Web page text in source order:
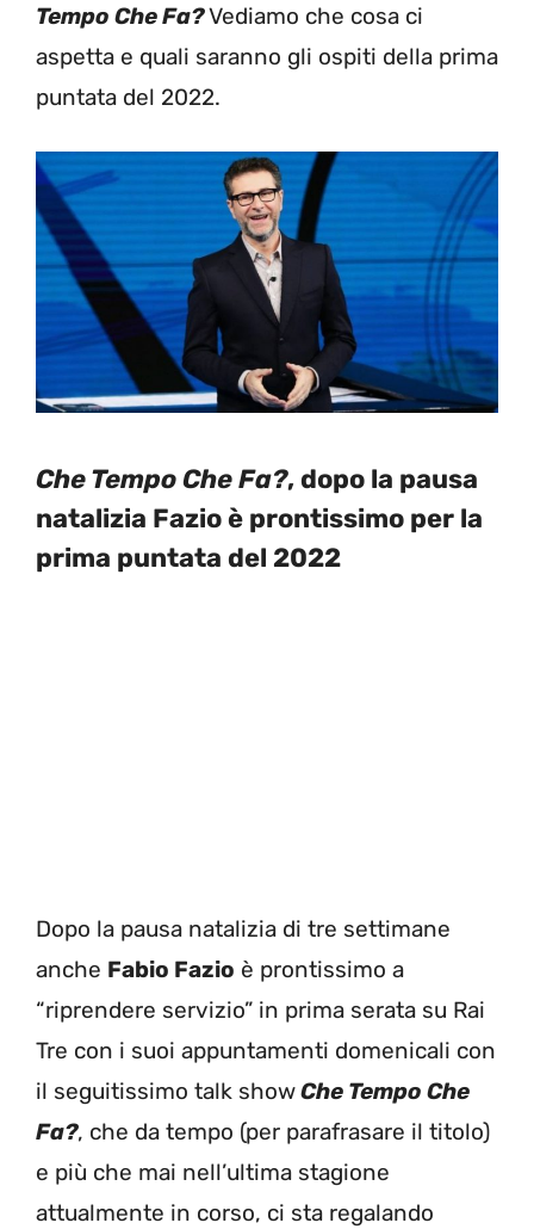
Tempo Che Fa?Vediamo che cosa ci
aspetta e quali saranno gli ospiti della prima
puntata del 2022.
Che Tempo Che Fa?, dopo la pausa
natalizia Fazio è prontissimo per la
prima puntata del 2022
Dopo la pausa natalizia di tre settimane
anche Fabio Fazio è prontissimo a
“riprendere servizio” in prima serata su Rai
Tre con i suoi appuntamenti domenicali con
il seguitissimo talk showChe Tempo Che
Fa?, che da tempo (per parafrasare il titolo)
e più che mai nell’ultima stagione
attualmente in corso, ci sta regalando